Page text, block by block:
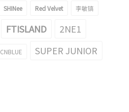
SHINee Red Velvet 李敏镐
FTISLAND
2NE1
CNBLUE SUPER JUNIOR